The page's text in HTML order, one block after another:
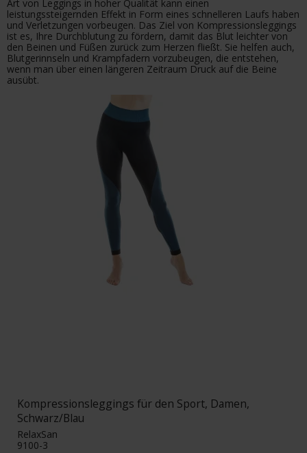
Art von Leggings in hoher Qualität kann einen
leistungssteigernden Effekt in Form eines schnelleren Laufs haben
und Verletzungen vorbeugen. Das Ziel von Kompressionsleggings
ist es, Ihre Durchblutung zu fördern, damit das Blut leichter von
den Beinen und Füßen zurück zum Herzen fließt. Sie helfen auch,
Blutgerinnseln und Krampfadern vorzubeugen, die entstehen,
wenn man über einen längeren Zeitraum Druck auf die Beine
ausübt.
Kompressionsleggings für den Sport, Damen,
Schwarz/Blau
RelaxSan
9100-3